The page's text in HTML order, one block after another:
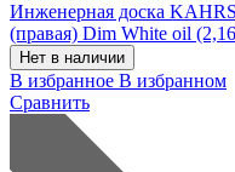
Инженерная доска
(правая) Dim White oil
Нет в наличии
В избранное В избранном
Сравнить